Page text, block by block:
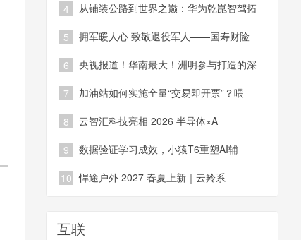
4 从铺装公路到世界之巅：华为乾崑智驾拓
5 拥军暖人心 致敬退役军人——国寿财险
6 央视报道！华南最大！洲明参与打造的深
7 加油站如何实施全量“交易即开票”？喂
8 云智汇科技亮相 2026 半导体×A
9 数据验证学习成效，小猿T6重塑AI辅
10 悍途户外 2027 春夏上新｜云羚系
互联